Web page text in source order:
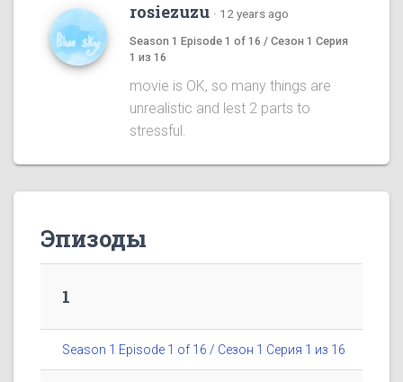
rosiezuzu · 12 years ago
Season 1 Episode 1 of 16 / Сезон 1 Серия
1 из 16
movie is OK, so many things are
unrealistic and lest 2 parts to
stressful.
Эпизоды
1
Season 1 Episode 1 of 16 / Сезон 1 Серия 1 из 16